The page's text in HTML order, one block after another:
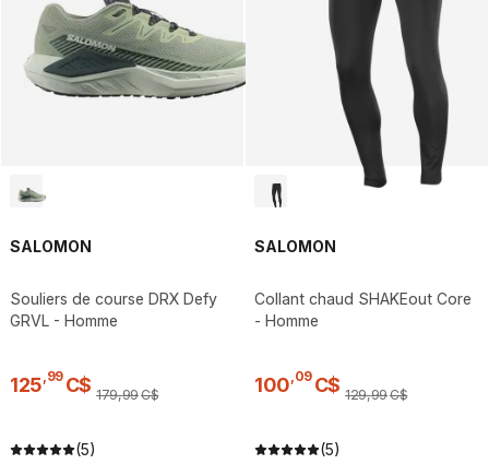
SALOMON
Souliers de course DRX Defy
GRVL - Homme
125,99 C$ 179,99C$
(5)
SALOMON
Collant chaud SHAKEout Core
- Homme
100,09 C$ 129,99C$
(5)